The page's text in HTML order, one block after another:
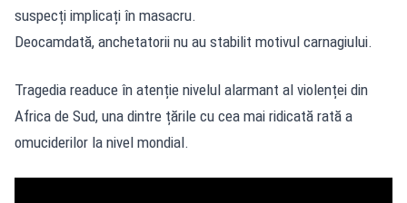
suspecți implicați în masacru.
Deocamdată, anchetatorii nu au stabilit motivul carnagiului.
Tragedia readuce în atenție nivelul alarmant al violenței din
Africa de Sud, una dintre țările cu cea mai ridicată rată a
omuciderilor la nivel mondial.